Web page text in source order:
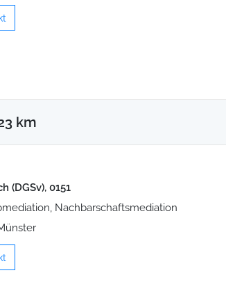
km
(DGSv), 0151
Nachbarschaftsmediation